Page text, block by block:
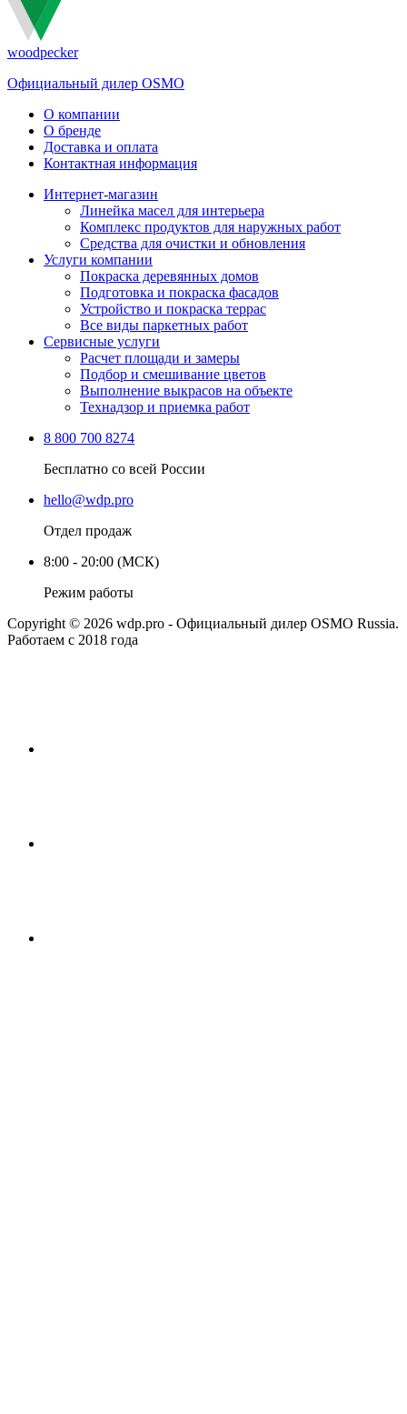
woodpecker
Официальный дилер OSMO
О компании
О бренде
Доставка и оплата
Контактная информация
Интернет-магазин
Линейка масел для интерьера
Комплекс продуктов для наружных работ
Средства для очистки и обновления
Услуги компании
Покраска деревянных домов
Подготовка и покраска фасадов
Устройство и покраска террас
Все виды паркетных работ
Сервисные услуги
Расчет площади и замеры
Подбор и смешивание цветов
Выполнение выкрасов на объекте
Технадзор и приемка работ
8 800 700 8274
Бесплатно со всей России
hello@wdp.pro
Отдел продаж
8:00 - 20:00 (МСК)
Режим работы
Copyright © 2026 wdp.pro - Официальный дилер OSMO Russia.
Работаем с 2018 года